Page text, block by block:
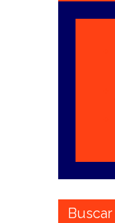
Buscar